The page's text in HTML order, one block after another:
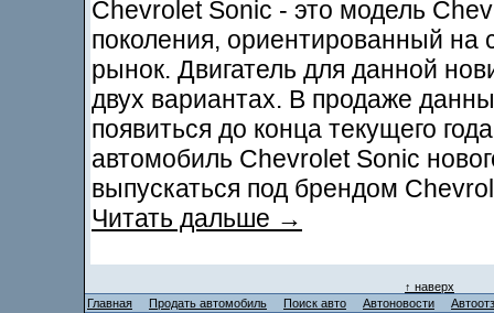
Chevrolet Sonic - это модель
поколения, ориентированный на
рынок. Двигатель для данной
двух вариантах. В продаже
появиться до конца текущего
автомобиль Chevrolet Sonic
выпускаться под брендом
Читать дальше →
↑ наверх
Главная
Продать автомобиль Поиск авто Автоновости